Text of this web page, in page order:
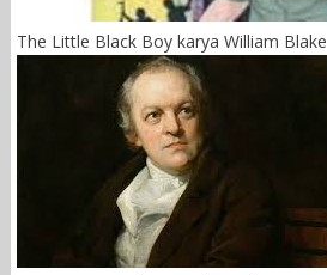
The Little Black Boy karya William Blake